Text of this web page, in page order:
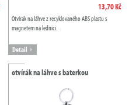
13,70 Kč
Otvírák na láhve z recyklovaného ABS plastu s
magnetem na lednici.
Detail
otvírák na láhve s baterkou